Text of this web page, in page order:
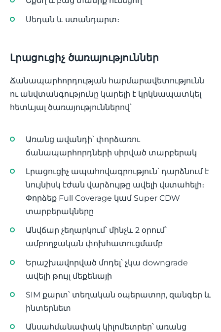
Սեդան և ստանդարտ։
Լրացուցիչ ծառայություններ
Ճանապարհորդության հարմարավետությունն
ու անվտանգությունը կարելի է կրկնապատկել
հետևյալ ծառայություններով՝
Առանց ավանդի՝ փորձառու
ճանապարհորդների սիրված տարբերակ
Լրացուցիչ ապահովագրություն՝ դարձնում է
նույնիսկ էժան վարձույթը ավելի վստահելի։
Փորձեք Full Coverage կամ Super CDW
տարբերակները
Անվճար չեղարկում՝ մինչև 2 օրում՝
ամբողջական փոխհատուցմամբ
Երաշխավորված մոդել՝ չկա downgrade
ավելի թույլ մեքենայի
SIM քարտ՝ տեղական օպերատոր, զանգեր և
ինտերնետ
Անսահմանափակ կիլոմետրեր՝ առանց